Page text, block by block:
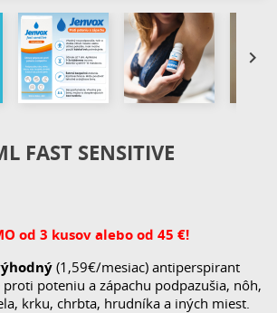

FAST SENSITIVE
od 3 kusov alebo od 45 €!
(1,59€/mesiac) antiperspirant
poteniu a zápachu podpazušia, nôh,
krku, chrbta, hrudníka a iných miest.